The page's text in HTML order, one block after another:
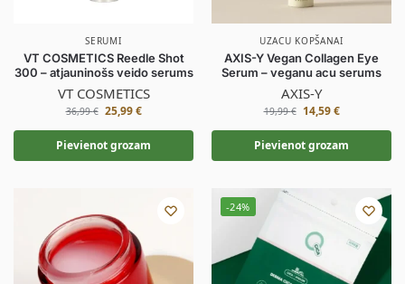
SERUMI
VT COSMETICS Reedle Shot
300 – atjauninošs veido serums
VT COSMETICS
36,99€ 25,99€
Pievienot grozam
UZACU KOPŠANAI
AXIS-Y Vegan Collagen Eye
Serum – veganu acu serums
AXIS-Y
19,99€ 14,59€
Pievienot grozam
-24%